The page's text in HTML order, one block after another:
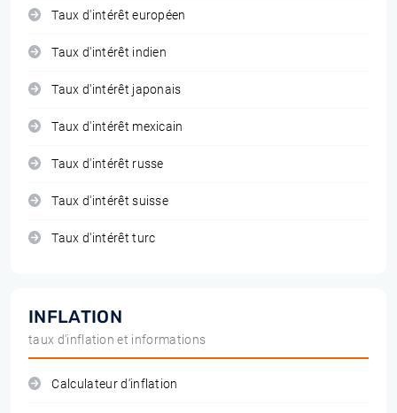
Taux d'intérêt européen
Taux d'intérêt indien
Taux d'intérêt japonais
Taux d'intérêt mexicain
Taux d'intérêt russe
Taux d'intérêt suisse
Taux d'intérêt turc
INFLATION
taux d'inflation et informations
Calculateur d'inflation